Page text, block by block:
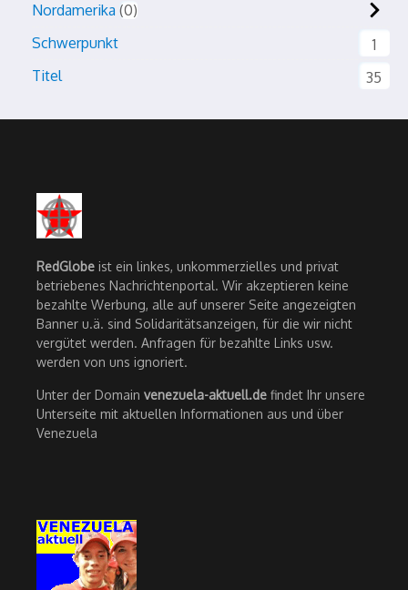
Nordamerika 0
Schwerpunkt
1
Titel
35
RedGlobe ist ein linkes, unkommerzielles und privat
betriebenes Nachrichtenportal. Wir akzeptieren keine
bezahlte Werbung, alle auf unserer Seite angezeigten
Banner u.ä. sind Solidaritätsanzeigen, für die wir nicht
vergütet werden. Anfragen für bezahlte Links usw.
werden von uns ignoriert.
Unter der Domain venezuela-aktuell.de findet Ihr unsere
Unterseite mit aktuellen Informationen aus und über
Venezuela